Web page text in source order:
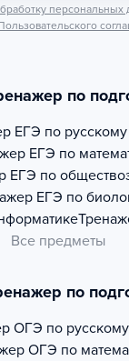
персональных
по
ЕГЭ по
ЕГЭ по
ЕГЭ по
ЕГЭ по
Все предметы
по
ОГЭ по
ОГЭ по